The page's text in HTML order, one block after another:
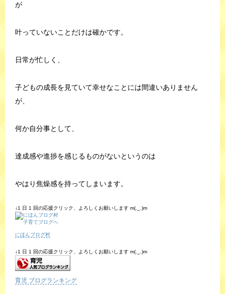
が
叶っていないことだけは確かです。
日常が忙しく、
子どもの成長を見ていて幸せなことには間違いありません
が、
何か自分事として、
達成感や進捗を感じるものがないというのは
やはり焦燥感を持ってしまいます。
↓1 日 1 回の応援クリック、よろしくお願いします m(._.)m
にほんブログ村
↓1 日 1 回の応援クリック、よろしくお願いします m(._.)m
育児 ブログランキング